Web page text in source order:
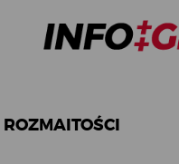
ROZMAITOŚCI